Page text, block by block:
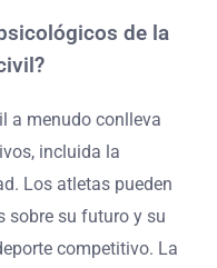
de la
a menudo conlleva
incluida la
Los atletas pueden
sobre su futuro y su
competitivo. La